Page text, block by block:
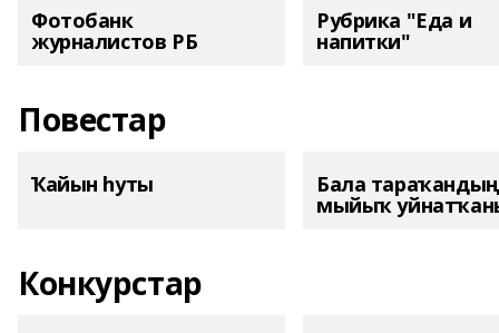
Фотобанк
журналистов РБ
Рубрика "Еда и
напитки"
Повестар
Ҡайын һуты Бала тараҡандың
мыйыҡ
Конкурстар